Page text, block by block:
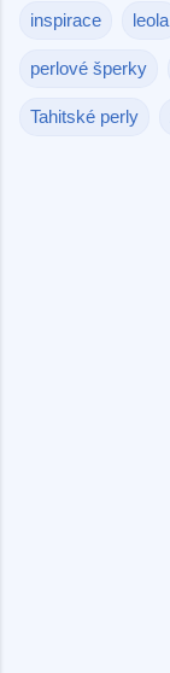
inspirace leola
perlové šperky
Tahitské perly